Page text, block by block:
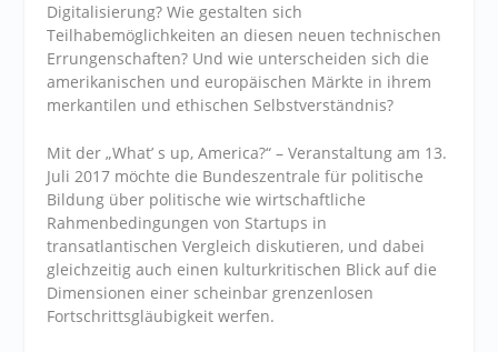
Digitalisierung? Wie gestalten sich
Teilhabemöglichkeiten an diesen neuen technischen
Errungenschaften? Und wie unterscheiden sich die
amerikanischen und europäischen Märkte in ihrem
merkantilen und ethischen Selbstverständnis?
Mit der „What’ s up, America?“ – Veranstaltung am 13.
Juli 2017 möchte die Bundeszentrale für politische
Bildung über politische wie wirtschaftliche
Rahmenbedingungen von Startups in
transatlantischen Vergleich diskutieren, und dabei
gleichzeitig auch einen kulturkritischen Blick auf die
Dimensionen einer scheinbar grenzenlosen
Fortschrittsgläubigkeit werfen.